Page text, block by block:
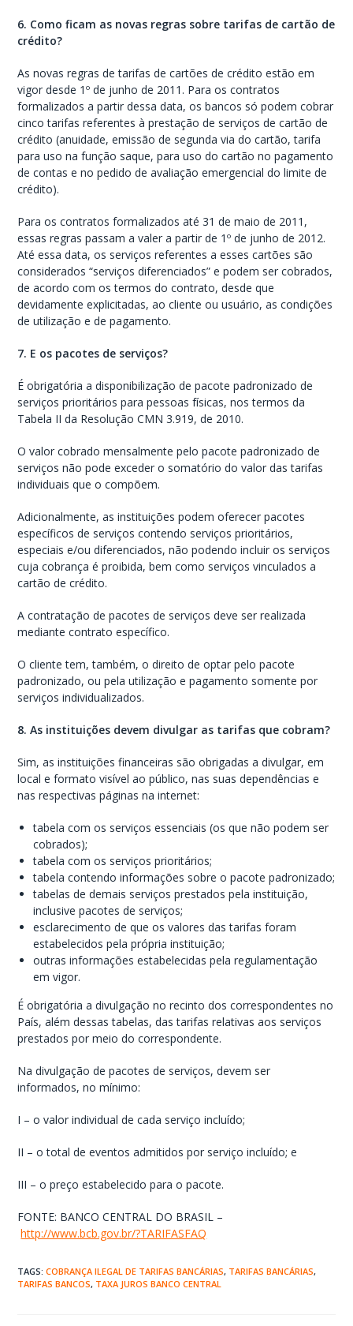
6. Como ficam as novas regras sobre tarifas de cartão de
crédito?
As novas regras de tarifas de cartões de crédito estão em
vigor desde 1º de junho de 2011. Para os contratos
formalizados a partir dessa data, os bancos só podem cobrar
cinco tarifas referentes à prestação de serviços de cartão de
crédito (anuidade, emissão de segunda via do cartão, tarifa
para uso na função saque, para uso do cartão no pagamento
de contas e no pedido de avaliação emergencial do limite de
crédito).
Para os contratos formalizados até 31 de maio de 2011,
essas regras passam a valer a partir de 1º de junho de 2012.
Até essa data, os serviços referentes a esses cartões são
considerados “serviços diferenciados” e podem ser cobrados,
de acordo com os termos do contrato, desde que
devidamente explicitadas, ao cliente ou usuário, as condições
de utilização e de pagamento.
7. E os pacotes de serviços?
É obrigatória a disponibilização de pacote padronizado de
serviços prioritários para pessoas físicas, nos termos da
Tabela II da Resolução CMN 3.919, de 2010.
O valor cobrado mensalmente pelo pacote padronizado de
serviços não pode exceder o somatório do valor das tarifas
individuais que o compõem.
Adicionalmente, as instituições podem oferecer pacotes
específicos de serviços contendo serviços prioritários,
especiais e/ou diferenciados, não podendo incluir os serviços
cuja cobrança é proibida, bem como serviços vinculados a
cartão de crédito.
A contratação de pacotes de serviços deve ser realizada
mediante contrato específico.
O cliente tem, também, o direito de optar pelo pacote
padronizado, ou pela utilização e pagamento somente por
serviços individualizados.
8. As instituições devem divulgar as tarifas que cobram?
Sim, as instituições financeiras são obrigadas a divulgar, em
local e formato visível ao público, nas suas dependências e
nas respectivas páginas na internet:
tabela com os serviços essenciais (os que não podem ser
cobrados);
tabela com os serviços prioritários;
tabela contendo informações sobre o pacote padronizado;
tabelas de demais serviços prestados pela instituição,
inclusive pacotes de serviços;
esclarecimento de que os valores das tarifas foram
estabelecidos pela própria instituição;
outras informações estabelecidas pela regulamentação
em vigor.
É obrigatória a divulgação no recinto dos correspondentes no
País, além dessas tabelas, das tarifas relativas aos serviços
prestados por meio do correspondente.
Na divulgação de pacotes de serviços, devem ser
informados, no mínimo:
I – o valor individual de cada serviço incluído;
II – o total de eventos admitidos por serviço incluído; e
III – o preço estabelecido para o pacote.
FONTE: BANCO CENTRAL DO BRASIL –
http://www.bcb.gov.br/?TARIFASFAQ
TAGS:COBRANÇA ILEGAL DE TARIFAS BANCÁRIAS, TARIFAS BANCÁRIAS,
TARIFAS BANCOS, TAXA JUROS BANCO CENTRAL